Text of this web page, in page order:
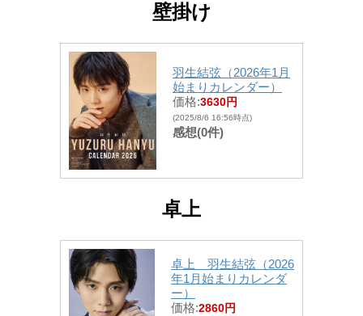
壁掛け
羽生結弦（2026年1月
始まりカレンダー）
価格:3630円
(2025/8/6 16:56時点)
感想(0件)
卓上
卓上 羽生結弦（2026
年1月始まりカレンダ
ー）
価格:2860円